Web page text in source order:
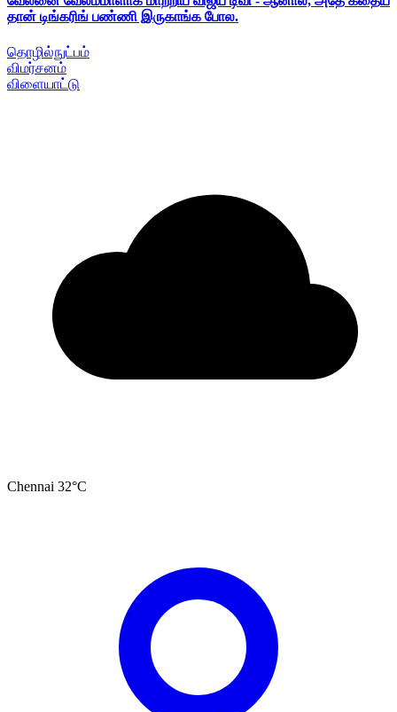
தான் டிங்கரிங் பண்ணி இருகாங்க போல.
தொழில்நுட்பம்
விமர்சனம்
விளையாட்டு
Chennai 32°C